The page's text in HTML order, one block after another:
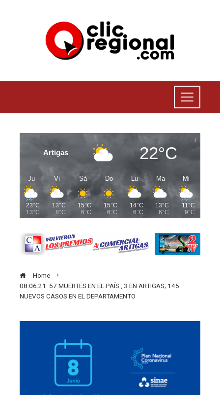
Artigas 22°C
Ju
23°C
13°C
Vi
13°C
8°C
Sá
15°C
6°C
Do
15°C
6°C
Lu
14°C
6°C
Ma
13°C
6°C
Mi
11°C
9°C
Home
08.06.21: 57 MUERTES EN EL PAÍS , 3 EN ARTIGAS; 145
NUEVOS CASOS EN EL DEPARTAMENTO